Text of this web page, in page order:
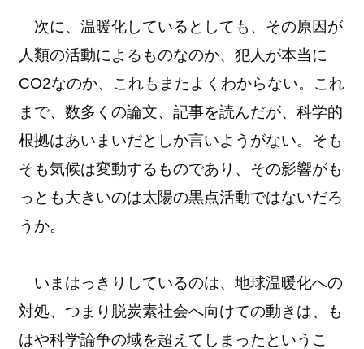
次に、温暖化しているとしても、その原因が
人類の活動によるものなのか、犯人が本当に
CO2なのか、これもまたよくわからない。これ
まで、数多くの論文、記事を読んだが、科学的
根拠はあいまいだとしか言いようがない。そも
そも気候は変動するものであり、その影響がも
っとも大きいのは太陽の黒点活動ではないだろ
うか。
いまはっきりしているのは、地球温暖化への
対処、つまり脱炭素社会へ向けての動きは、も
はや科学論争の域を超えてしまったというこ